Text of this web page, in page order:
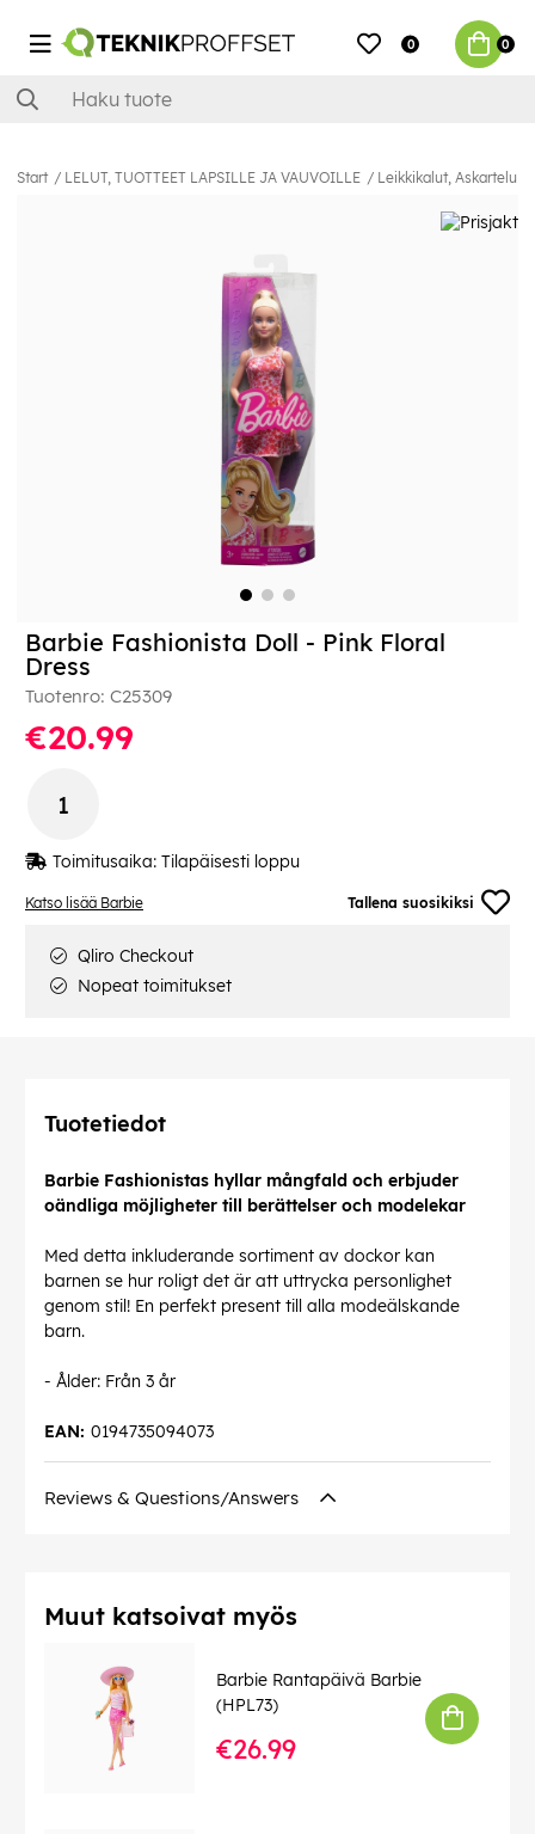
0 0
Start LELUT, TUOTTEET LAPSILLE JA VAUVOILLE Leikkikalut, Askartelu
Katso lisää Barbie Tallena suosikiksi
Barbie Fashionista Doll - Pink Floral
Dress
Tuotenro: C25309
€20.99
Toimitusaika: Tilapäisesti loppu
Qliro Checkout
Nopeat toimitukset
Tuotetiedot
Barbie Fashionistas hyllar mångfald och erbjuder
oändliga möjligheter till berättelser och modelekar
Med detta inkluderande sortiment av dockor kan
barnen se hur roligt det är att uttrycka personlighet
genom stil! En perfekt present till alla modeälskande
barn.
- Ålder: Från 3 år
0194735094073
EAN:
Reviews & Questions/Answers
Muut katsoivat myös
Barbie Rantapäivä Barbie
(HPL73)
€26.99